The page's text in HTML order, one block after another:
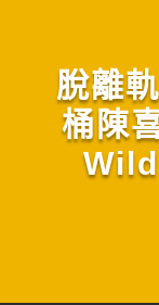
脫離
桶陳